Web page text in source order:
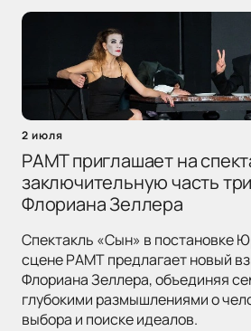
2 июля
РАМТ приглашает на
заключительную часть
Флориана Зеллера
Спектакль «Сын» в постановке
сцене РАМТ предлагает новый
Флориана Зеллера, объединяя
глубокими размышлениями о
выбора и поиске идеалов.